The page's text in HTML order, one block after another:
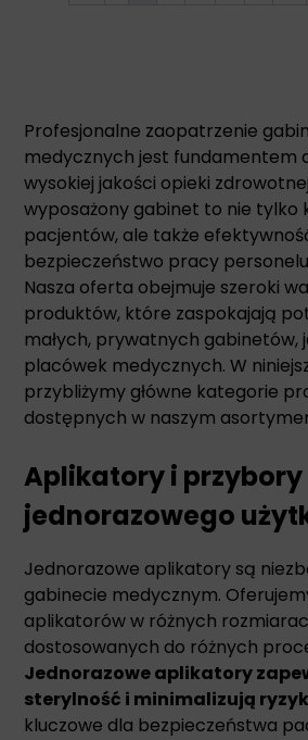
Profesjonalne zaopatrzenie
medycznych jest fundamentem
wysokiej jakości opieki
wyposażony gabinet to nie tylko
pacjentów, ale także
bezpieczeństwo pracy
Nasza oferta obejmuje szeroki
produktów, które zaspokajają
małych, prywatnych gabinetów,
placówek medycznych. W
przybliżymy główne kategorie
dostępnych w naszym
Aplikatory i przybory
jednorazowego
Jednorazowe aplikatory są
gabinecie medycznym.
aplikatorów w różnych
dostosowanych do różnych
Jednorazowe aplikatory
sterylność i minimalizują
kluczowe dla bezpieczeństwa